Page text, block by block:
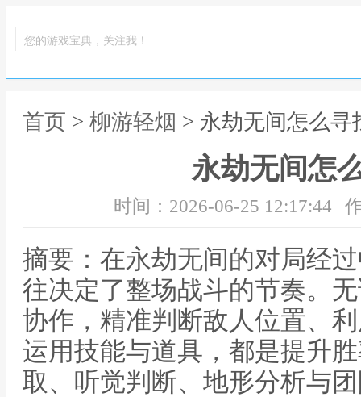
您的游戏宝典，关注我！
首页 > 柳游轻烟 > 永劫无间怎么寻
永劫无间怎
时间：2026-06-25 12:17:44
摘要：在永劫无间的对局经
往决定了整场战斗的节奏。
协作，精准判断敌人位置、
运用技能与道具，都是提升
取、听觉判断、地形分析与